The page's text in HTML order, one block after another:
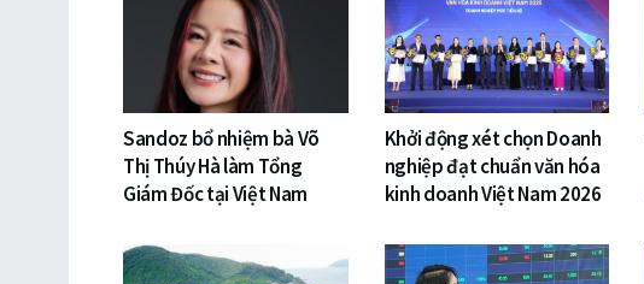
Sandoz bổ nhiệm bà Võ
Thị Thúy Hà làm Tổng
Giám Đốc tại Việt Nam
Khởi động xét chọn Doanh
nghiệp đạt chuẩn văn hóa
kinh doanh Việt Nam 2026